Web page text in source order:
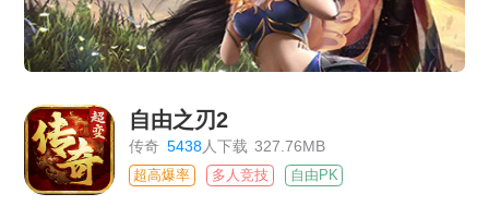
自由之刃2
传奇 5438人下载 327.76MB
超高爆率 多人竞技 自由PK